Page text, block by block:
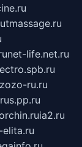
net-life.net.ru
ru.ru
ia2.ru